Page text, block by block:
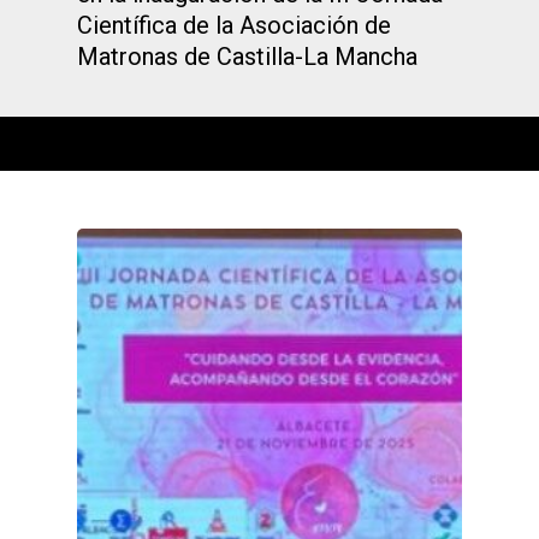
Científica de la Asociación de
Matronas de Castilla-La Mancha